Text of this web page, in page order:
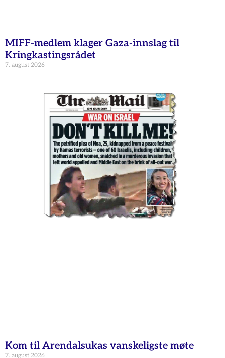
MIFF-medlem klager Gaza-innslag til
Kringkastingsrådet
7. august 2026
Kom til Arendalsukas vanskeligste møte
7. august 2026